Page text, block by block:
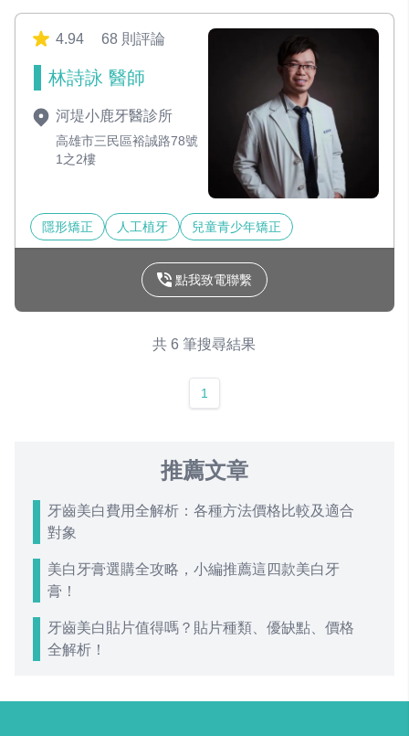
4.94 68 則評論
林詩詠 醫師
河堤小鹿牙醫診所
高雄市三民區裕誠路78號
1之2樓
隱形矯正 人工植牙 兒童青少年矯正
點我致電聯繫
共 6 筆搜尋結果
1
推薦文章
牙齒美白費用全解析：各種方法價格比較及適合
對象
美白牙膏選購全攻略，小編推薦這四款美白牙
膏！
牙齒美白貼片值得嗎？貼片種類、優缺點、價格
全解析！